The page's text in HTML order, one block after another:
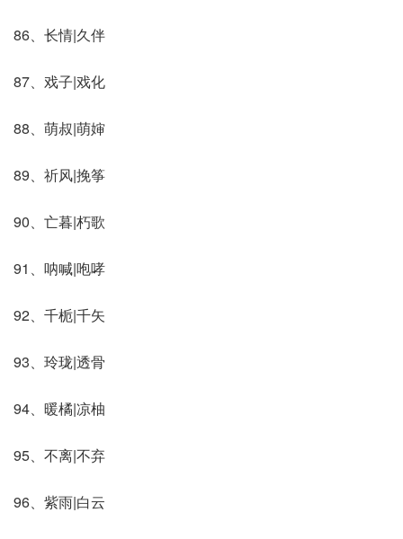
86、长情|久伴
87、戏子|戏化
88、萌叔|萌婶
89、祈风|挽筝
90、亡暮|朽歌
91、呐喊|咆哮
92、千栀|千矢
93、玲珑|透骨
94、暖橘|凉柚
95、不离|不弃
96、紫雨|白云